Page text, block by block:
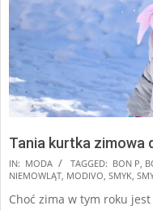
Tania kurtka zimowa
2024-
12-
05
IN: MODA TAGGED: BON P,
NIEMOWLĄT, MODIVO, SMYK,
Choć zima w tym roku